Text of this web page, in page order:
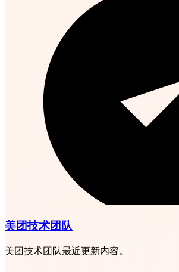
美团技术团队
美团技术团队最近更新内容。